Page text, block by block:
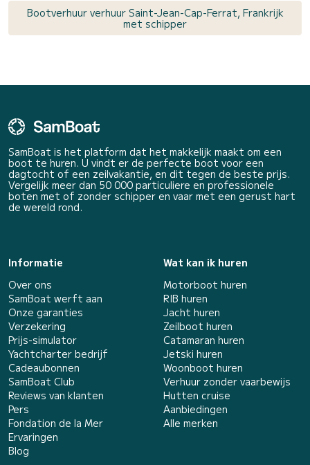
Bootverhuur verhuur Saint-Jean-Cap-Ferrat, Frankrijk
met schipper
SamBoat is het platform dat het makkelijk maakt om een
boot te huren. U vindt er de perfecte boot voor een
dagtocht of een zeilvakantie, en dit tegen de beste prijs.
Vergelijk meer dan 50 000 particuliere en professionele
boten met of zonder schipper en vaar met een gerust hart
de wereld rond.
Informatie
Over ons
SamBoat werft aan
Onze garanties
Verzekering
Prijs-simulator
Yachtcharter bedrijf
Cadeaubonnen
SamBoat Club
Reviews van klanten
Pers
Fondation de la Mer
Ervaringen
Blog
Wat kan ik huren
Motorboot huren
RIB huren
Jacht huren
Zeilboot huren
Catamaran huren
Jetski huren
Woonboot huren
Verhuur zonder vaarbewijs
Hutten cruise
Aanbiedingen
Alle merken